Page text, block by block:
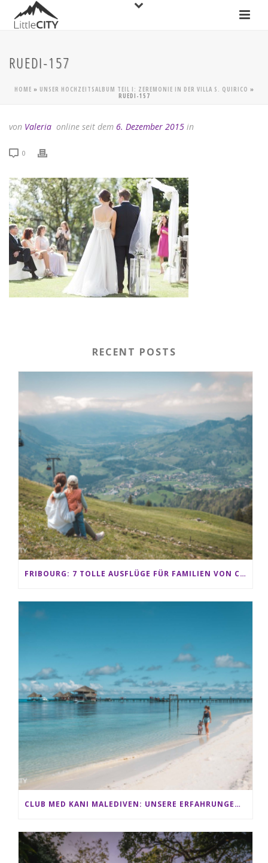
RUEDI-157
HOME » UNSER HOCHZEITSALBUM TEIL I: ZEREMONIE IN DER VILLA S. QUIRICO »
RUEDI-157
von Valeria online seit dem 6. Dezember 2015 in
0
RECENT POSTS
FRIBOURG: 7 TOLLE AUSFLÜGE FÜR FAMILIEN VON CHARMEY BIS LES PACCOTS
CLUB MED KANI MALEDIVEN: UNSERE ERFAHRUNGEN IM ALL-INCLUSIVE PARADIES